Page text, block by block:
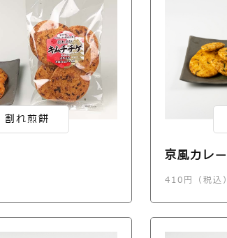
割れ煎餅
京風カレー
410円（税込）